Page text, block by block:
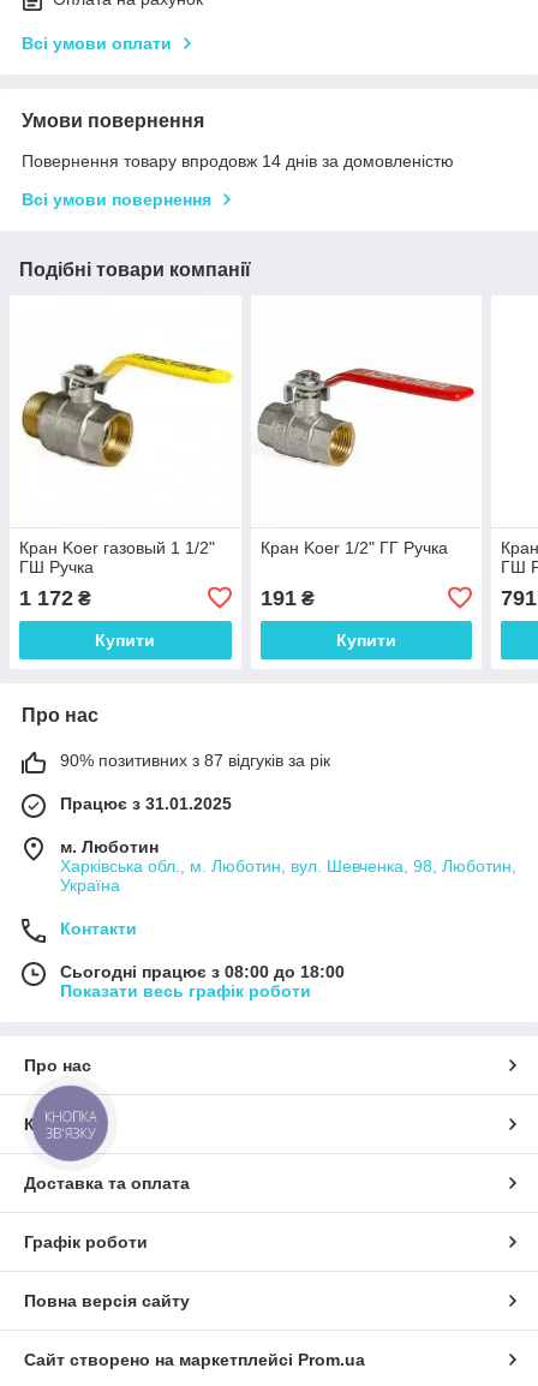
Всі умови оплати
Умови повернення
Повернення товару впродовж 14 днів за домовленістю
Всі умови повернення
Подібні товари компанії
Кран Koer газовый 1 1/2"
ГШ Ручка
1 172 ₴
Купити
Кран Koer 1/2" ГГ Ручка
191₴
Купити
ГШ
791
Про нас
90% позитивних з 87 відгуків за рік
Працює з 31.01.2025
м. Люботин
Харківська обл., м. Люботин, вул. Шевченка, 98, Люботин,
Україна
Контакти
Сьогодні працює з 08:00 до 18:00
Показати весь графік роботи
Про нас
Контакти
Доставка та оплата
Графік роботи
Повна версія сайту
Сайт створено на маркетплейсі Prom.ua
КНОПКА
ЗВ'ЯЗКУ